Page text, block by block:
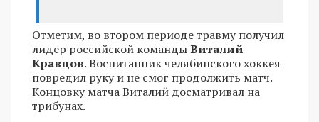
Отметим, во втором периоде травму получил
лидер российской командыВиталий
Кравцов. Воспитанник челябинского хоккея
повредил руку и не смог продолжить матч.
Концовку матча Виталий досматривал на
трибунах.